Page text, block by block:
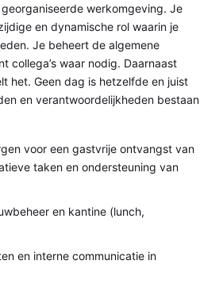
werkomgeving. Je
en dynamische rol waarin je
Je beheert de algemene
collega’s waar nodig. Daarnaast
het. Geen dag is hetzelfde en juist
en verantwoordelijkheden bestaan
voor een gastvrije ontvangst van
taken en ondersteuning van
en kantine (lunch,
en interne communicatie in